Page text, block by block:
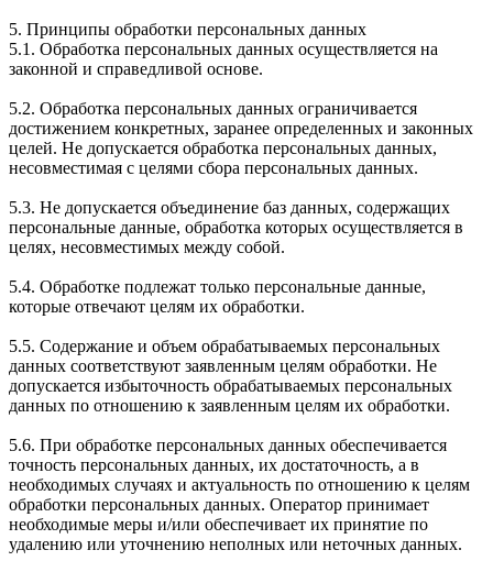
5. Принципы обработки персональных данных
5.1. Обработка персональных данных осуществляется на
законной и справедливой основе.
5.2. Обработка персональных данных ограничивается
достижением конкретных, заранее определенных и законных
целей. Не допускается обработка персональных данных,
несовместимая с целями сбора персональных данных.
5.3. Не допускается объединение баз данных, содержащих
персональные данные, обработка которых осуществляется в
целях, несовместимых между собой.
5.4. Обработке подлежат только персональные данные,
которые отвечают целям их обработки.
5.5. Содержание и объем обрабатываемых персональных
данных соответствуют заявленным целям обработки. Не
допускается избыточность обрабатываемых персональных
данных по отношению к заявленным целям их обработки.
5.6. При обработке персональных данных обеспечивается
точность персональных данных, их достаточность, а в
необходимых случаях и актуальность по отношению к целям
обработки персональных данных. Оператор принимает
необходимые меры и/или обеспечивает их принятие по
удалению или уточнению неполных или неточных данных.